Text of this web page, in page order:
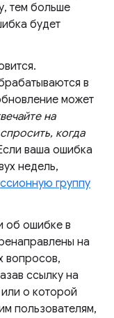
тем больше
будет
в
может
на
когда
ваша ошибка
недель,
группу
об ошибке в
на
вопросов,
ссылку на
о которой
пользователям,